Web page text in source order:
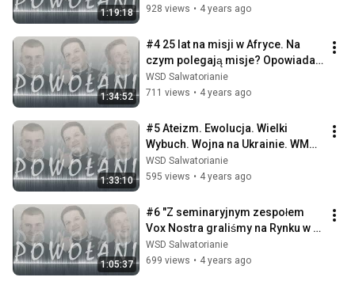
1:19:18
Janowskim SDS
928 views • 4 years ago
1:34:52
#4 25 lat na misji w Afryce. Na
czym polegają misje? Opowiada
br. Bogusław Koza SDS
WSD Salwatorianie
711 views • 4 years ago
1:33:10
#5 Ateizm. Ewolucja. Wielki
Wybuch. Wojna na Ukrainie. WMS -
rozmowa z ks. Adamem
Ziółkowskim SDS
WSD Salwatorianie
595 views • 4 years ago
1:05:37
#6 "Z seminaryjnym zespołem
Vox Nostra graliśmy na Rynku w
Krakowie" - ks. Maciej Szeszko
SDS
WSD Salwatorianie
699 views • 4 years ago